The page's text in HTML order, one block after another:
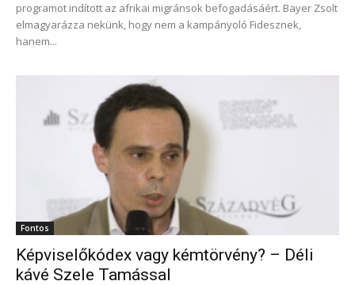
programot indított az afrikai migránsok befogadásáért. Bayer Zsolt
elmagyarázza nekünk, hogy nem a kampányoló Fidesznek,
hanem...
Fontos
Képviselőkódex vagy kémtörvény? – Déli
kávé Szele Tamással